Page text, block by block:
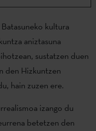
kultura
aniztasuna
sustatzen duen
den Hizkuntzen
hain zuzen ere.
izango du
betetzen den